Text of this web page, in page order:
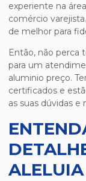
experiente na
comércio
de melhor para
Então, não
para um
aluminio preço.
certificados e
as suas dúvidas e